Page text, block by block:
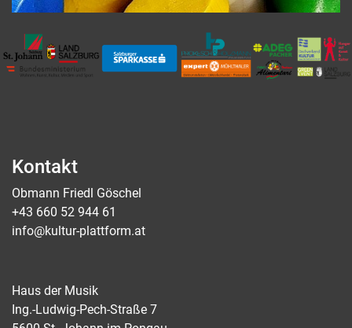
Kontakt
Obmann Friedl Göschel
+43 660 52 944 61
info@kultur-plattform.at
Haus der Musik
Ing.-Ludwig-Pech-Straße 7